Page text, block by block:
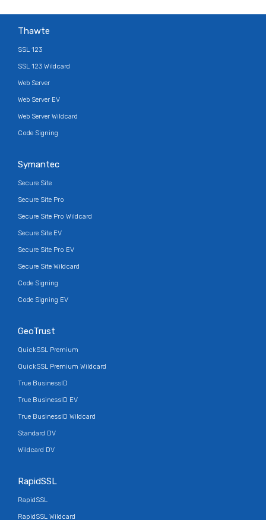
Thawte
SSL 123
SSL 123 Wildcard
Web Server
Web Server EV
Web Server Wildcard
Code Signing
Symantec
Secure Site
Secure Site Pro
Secure Site Pro Wildcard
Secure Site EV
Secure Site Pro EV
Secure Site Wildcard
Code Signing
Code Signing EV
GeoTrust
QuickSSL Premium
QuickSSL Premium Wildcard
True BusinessID
True BusinessID EV
True BusinessID Wildcard
Standard DV
Wildcard DV
RapidSSL
RapidSSL
RapidSSL Wildcard